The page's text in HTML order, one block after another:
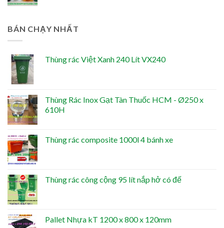
BÁN CHẠY NHẤT
Thùng rác Việt Xanh 240 Lít VX240
Thùng Rác Inox Gạt Tàn Thuốc HCM - Ø250 x
610H
Thùng rác composite 1000l 4 bánh xe
Thùng rác công cộng 95 lít nắp hở có đế
Pallet Nhựa kT 1200 x 800 x 120mm